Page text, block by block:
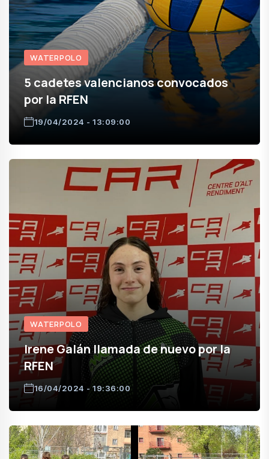
WATERPOLO
5 cadetes valencianos convocados
por la RFEN
19/04/2024 - 13:09:00
WATERPOLO
Irene Galán llamada de nuevo por la
RFEN
16/04/2024 - 19:36:00